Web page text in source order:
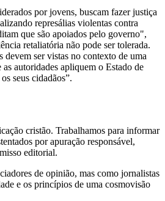
por jovens, buscam fazer justiça
represálias violentas contra
que são apoiados pelo governo",
retaliatória não pode ser tolerada.
devem ser vistas no contexto de uma
as autoridades apliquem o Estado de
seus cidadãos”.
cristão. Trabalhamos para informar
por apuração responsável,
editorial.
de opinião, mas como jornalistas
e os princípios de uma cosmovisão